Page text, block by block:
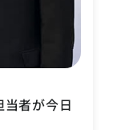
者が今日